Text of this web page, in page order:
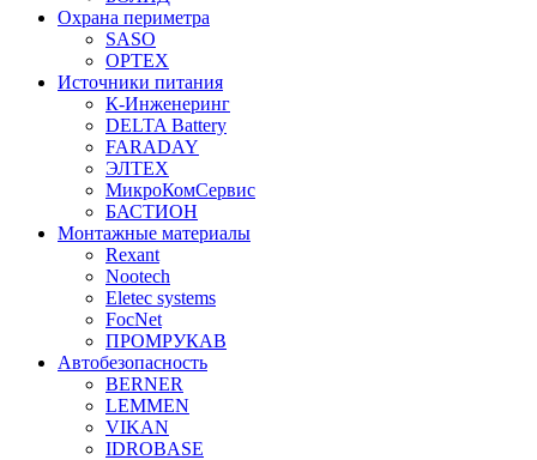
Охрана периметра
SASO
OPTEX
Источники питания
К-Инженеринг
DELTA Battery
FARADAY
ЭЛТЕХ
МикроКомСервис
БАСТИОН
Монтажные материалы
Rexant
Nootech
Eletec systems
FocNet
ПРОМРУКАВ
Автобезопасность
BERNER
LEMMEN
VIKAN
IDROBASE